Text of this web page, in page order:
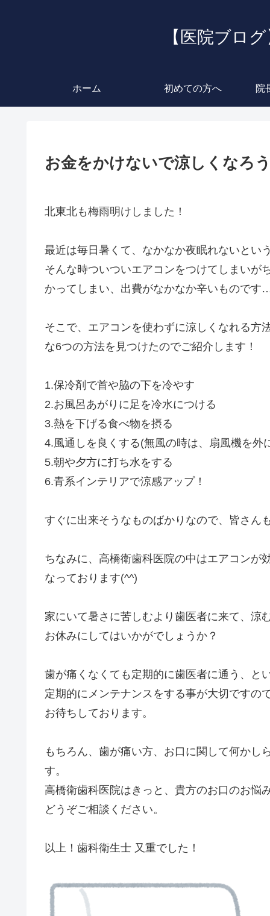
【医院ブロ
ホーム 初めての方へ 院
お金をかけないで涼しくなろう
北東北も梅雨明けしました！
最近は毎日暑くて、なかなか夜眠れないとい
そんな時ついついエアコンをつけてしまいが
かってしまい、出費がなかなか辛いものです
そこで、エアコンを使わずに涼しくなれる方
な6つの方法を見つけたのでご紹介します！
1.保冷剤で首や脇の下を冷やす
2.お風呂あがりに足を冷水につける
3.熱を下げる食べ物を摂る
4.風通しを良くする(無風の時は、扇風機を外
5.朝や夕方に打ち水をする
6.青系インテリアで涼感アップ！
すぐに出来そうなものばかりなので、皆さん
ちなみに、高橋衛歯科医院の中はエアコンが
なっております(^^)
家にいて暑さに苦しむより歯医者に来て、涼
お休みにしてはいかがでしょうか？
歯が痛くなくても定期的に歯医者に通う、と
定期的にメンテナンスをする事が大切ですの
お待ちしております。
もちろん、歯が痛い方、お口に関して何かし
す。
高橋衛歯科医院はきっと、貴方のお口のお悩
どうぞご相談ください。
以上！歯科衛生士 又重でした！